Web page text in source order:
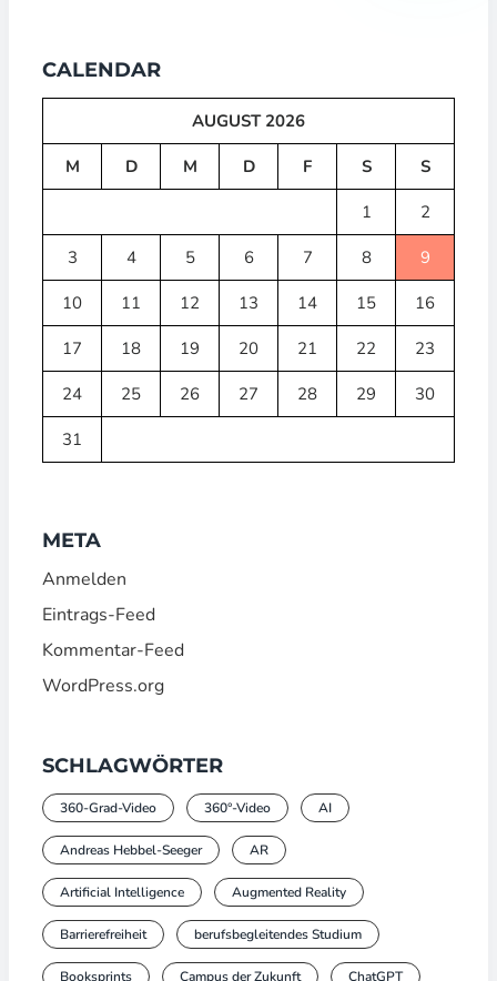
CALENDAR
AUGUST 2026
M D M D F S S
1 2
3 4 5 6 7 8 9
10 11 12 13 14 15 16
17 18 19 20 21 22 23
24 25 26 27 28 29 30
31
META
Anmelden
Eintrags-Feed
Kommentar-Feed
WordPress.org
SCHLAGWÖRTER
360-Grad-Video 360°-Video AI
Andreas Hebbel-Seeger AR
Artificial Intelligence Augmented Reality
Barrierefreiheit berufsbegleitendes Studium
Booksprints Campus der Zukunft ChatGPT